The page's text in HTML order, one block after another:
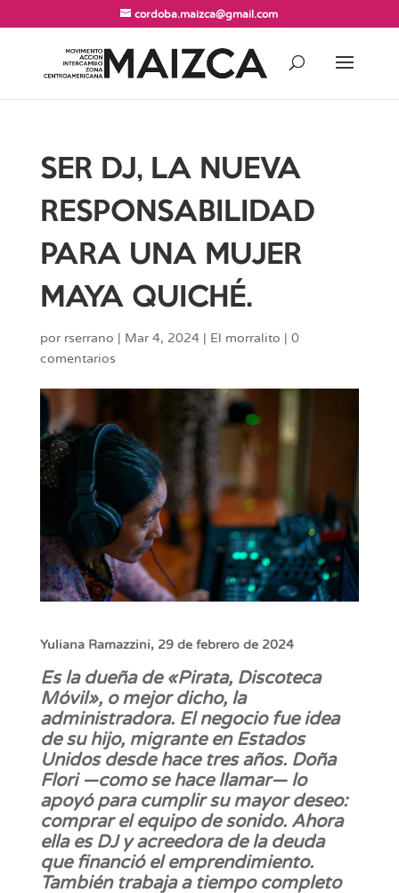
cordoba.maizca@gmail.com
SER DJ, LA NUEVA
RESPONSABILIDAD
PARA UNA MUJER
MAYA QUICHÉ.
por rserrano Mar 4, 2024| El morralito
0
comentarios
Yuliana Ramazzini, 29 de febrero de 2024
Es la dueña de «Pirata, Discoteca
Móvil», o mejor dicho, la
administradora. El negocio fue idea
de su hijo, migrante en Estados
Unidos desde hace tres años. Doña
Flori —como se hace llamar— lo
apoyó para cumplir su mayor deseo:
comprar el equipo de sonido. Ahora
ella es DJ y acreedora de la deuda
que financió el emprendimiento.
También trabaja a tiempo completo